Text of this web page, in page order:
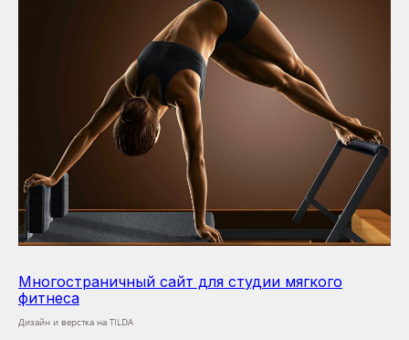
Многостраничный сайт для студии мягкого
фитнеса
Дизайн и верстка на TILDA